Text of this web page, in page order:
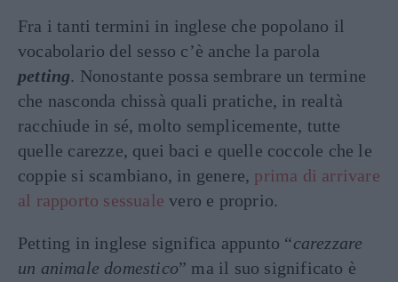
Fra i tanti termini in inglese che popolano il
vocabolario del sesso c’è anche la parola
petting. Nonostante possa sembrare un termine
che nasconda chissà quali pratiche, in realtà
racchiude in sé, molto semplicemente, tutte
quelle carezze, quei baci e quelle coccole che le
coppie si scambiano, in genere, prima di arrivare
al rapporto sessuale vero e proprio.
Petting in inglese significa appunto “carezzare
un animale domestico” ma il suo significato è